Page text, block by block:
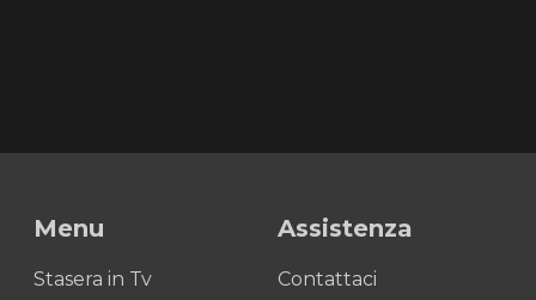
Menu
Stasera in Tv
Assistenza
Contattaci